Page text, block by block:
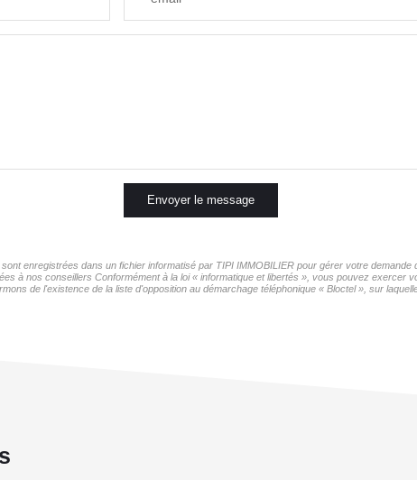
Envoyer le message
enregistrées dans un fichier informatisé par TIPI IMMOBILIER pour gérer votre
à nos conseillers Conformément à la loi « informatique et libertés », vous pouvez
de l'existence de la liste d'opposition au démarchage téléphonique « Bloctel », sur